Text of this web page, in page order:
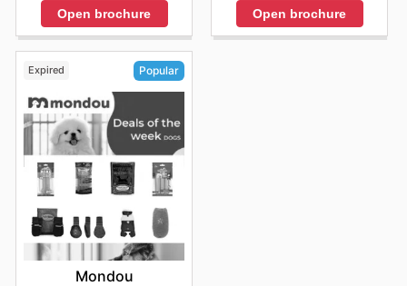
Open brochure Open brochure
Expired Popular
Mondou